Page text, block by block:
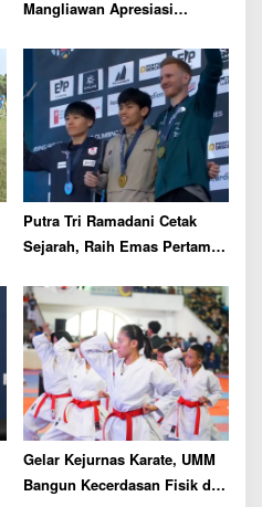
Mangliawan Apresiasi
Putra Tri Ramadani Cetak
Sejarah, Raih Emas Pertama
World Climbing Series
Prague 2026
Gelar Kejurnas Karate, UMM
Bangun Kecerdasan Fisik dan